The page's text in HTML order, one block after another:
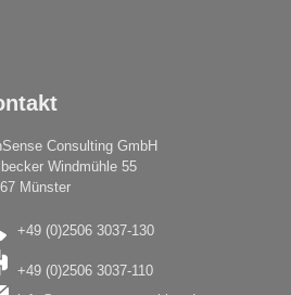
Consulting GmbH
Windmühle 55
Münster
+49 (0)2506 3037-130
+49 (0)2506 3037-110